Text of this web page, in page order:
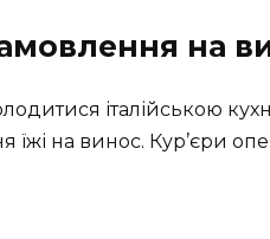
на
італійською
їжі на винос. Кур’єри